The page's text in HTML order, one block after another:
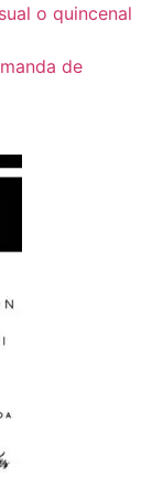
o quincenal
de